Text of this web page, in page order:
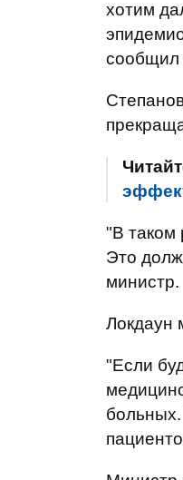
хотим
сообщил
"В таком
Это
министр.
Локдаун
"Если